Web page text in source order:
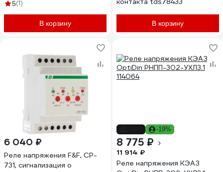
5(1)
В корзину В корзину
6 040 ₽
Реле напряжения F&F, CP-
731, сигнализация о
-19%
8 775 ₽
11 914 ₽
Реле напряжения КЭАЗ